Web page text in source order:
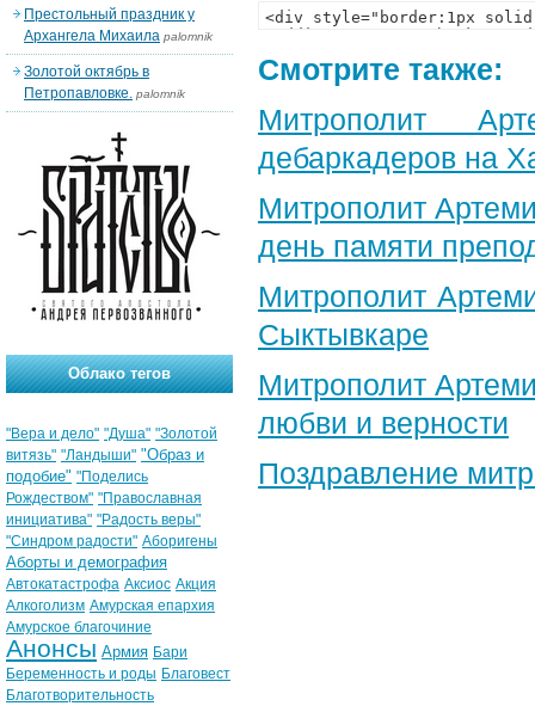
Смотрите также:
Митрополит
дебаркадеров на
Митрополит
день памяти
Митрополит
Сыктывкаре
Митрополит
любви и верности
Поздравление​
Престольный праздник у
Архангела Михаила palomnik
Золотой октябрь в
Петропавловке. palomnik
Облако тегов
"Вера и дело" "Душа" "Золотой
витязь" "Ландыши" "Образ и
подобие" "Поделись
Рождеством" "Православная
инициатива" "Радость веры"
"Синдром радости" Аборигены
Аборты и демография
Автокатастрофа Аксиос Акция
Алкоголизм Амурская епархия
Амурское благочиние
Анонсы Армия Бари
Беременность и роды Благовест
Благотворительность